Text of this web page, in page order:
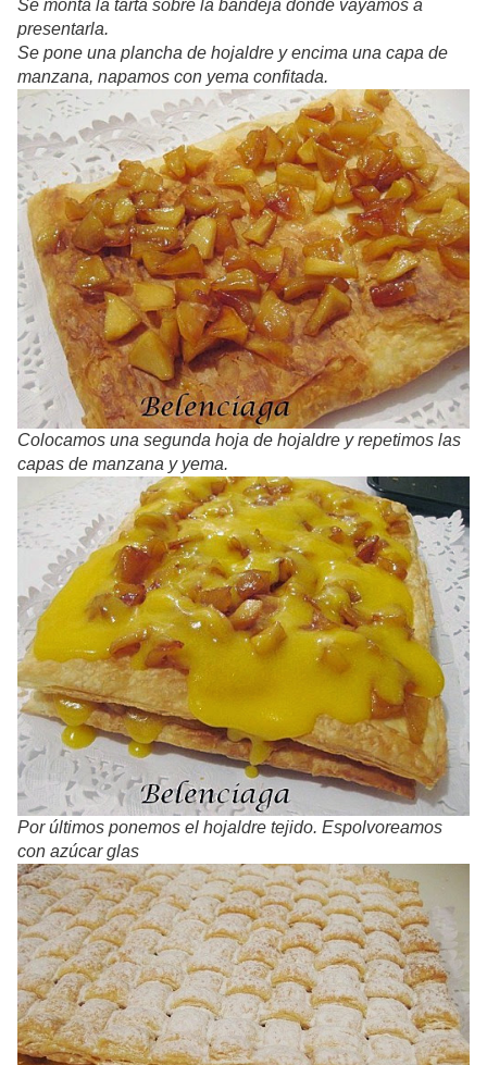
Se monta la tarta sobre la bandeja donde vayamos a
presentarla.
Se pone una plancha de hojaldre y encima una capa de
manzana, napamos con yema confitada.
Colocamos una segunda hoja de hojaldre y repetimos las
capas de manzana y yema.
Por últimos ponemos el hojaldre tejido. Espolvoreamos
con azúcar glas